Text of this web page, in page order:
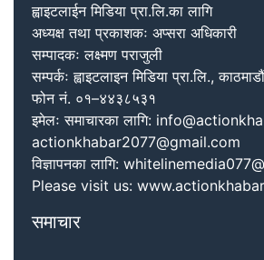
ह्वाइटलाईन मिडिया प्रा.लि.का लागि
अध्यक्ष तथा प्रकाशकः अप्सरा अधिकारी
सम्पादकः लक्ष्मण पराजुली
सम्पर्कः ह्वाइटलाइन मिडिया प्रा.लि.,
फोन नं. ०१–४४३८५३१
इमेलः समाचारका लागि:
actionkhabar2077@gmail.com
विज्ञापनका लागि:
Please visit us:
समाचार